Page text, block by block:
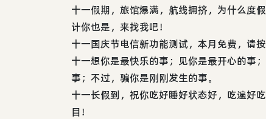
十一假期，旅馆爆满，航线拥挤，为什么
计你也是，来找我吧！
十一国庆节电信新功能测试，本月免费，
十一想你是最快乐的事；见你是最开心的事
事；不过，骗你是刚刚发生的事。
十一长假到，祝你吃好睡好状态好，吃遍好
目！